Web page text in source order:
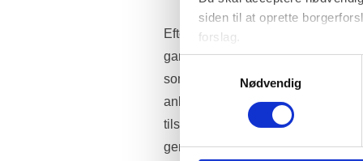
siden til at oprette
forslag.
Folketinget bruger statistik
brugervenligheden.
Samtykkevalg
Nødvendig
Efter planen skal anlægslov for
gang allerede i anden halvdel af
sommerferien 2021. Dette
anlægsloven udsættes til tidligst
tilstrækkelig og reel inddragelse af
gennemarbejdet